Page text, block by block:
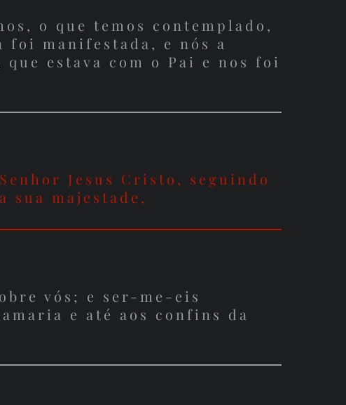
o que temos contemplado,
foi manifestada, e nós a
estava com o Pai e nos foi
Jesus Cristo, seguindo
sua majestade,
vós; e ser-me-eis
e até aos confins da